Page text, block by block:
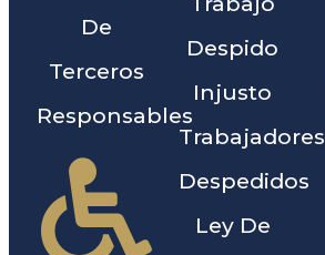
De
Terceros
Responsables
Despido
Injusto
Trabajadores
Despedidos
Ley De